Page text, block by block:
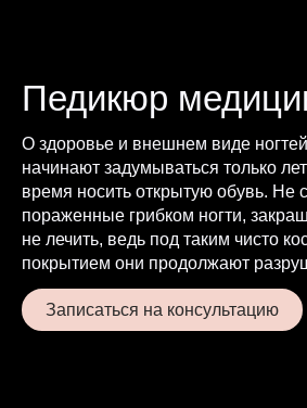
Педикюр
О здоровье и внешнем виде
начинают задумываться только
время носить открытую обувь. Не
пораженные грибком ногти,
не лечить, ведь под таким чисто
покрытием они продолжают
Записаться на консультацию